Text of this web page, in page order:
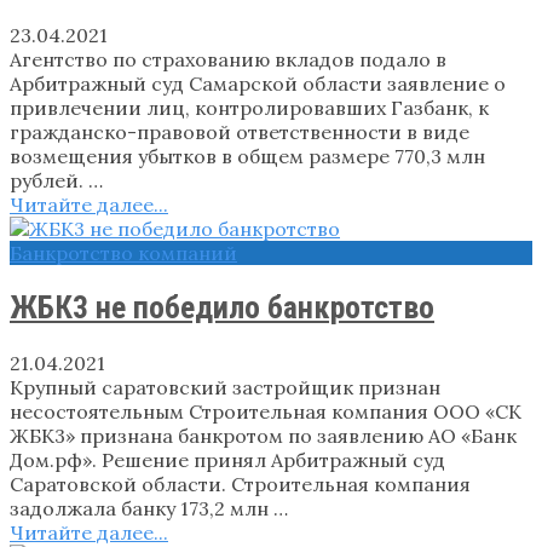
23.04.2021
Агентство по страхованию вкладов подало в
Арбитражный суд Самарской области заявление о
привлечении лиц, контролировавших Газбанк, к
гражданско-правовой ответственности в виде
возмещения убытков в общем размере 770,3 млн
рублей. …
Читайте далее...
Банкротство компаний
ЖБК3 не победило банкротство
21.04.2021
Крупный саратовский застройщик признан
несостоятельным Строительная компания ООО «СК
ЖБК3» признана банкротом по заявлению АО «Банк
Дом.рф». Решение принял Арбитражный суд
Саратовской области. Строительная компания
задолжала банку 173,2 млн …
Читайте далее...